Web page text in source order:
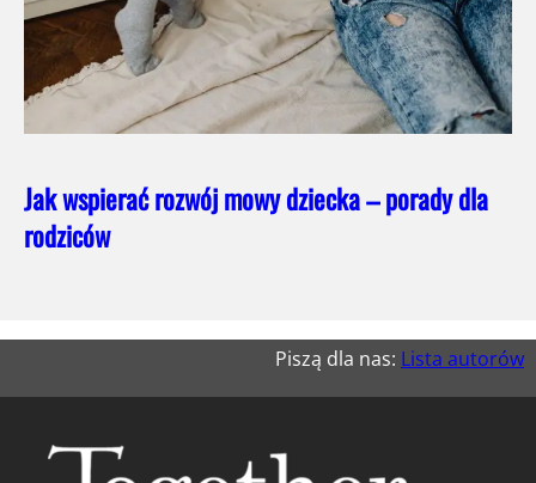
Jak wspierać rozwój mowy dziecka – porady dla
rodziców
Piszą dla nas: Lista autorów